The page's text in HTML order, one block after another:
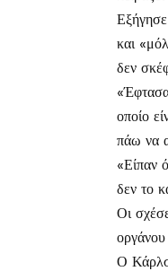
και
δεν
οποίο
πάω να
«Είπαν
δεν το
Οι
οργάνου
Ο